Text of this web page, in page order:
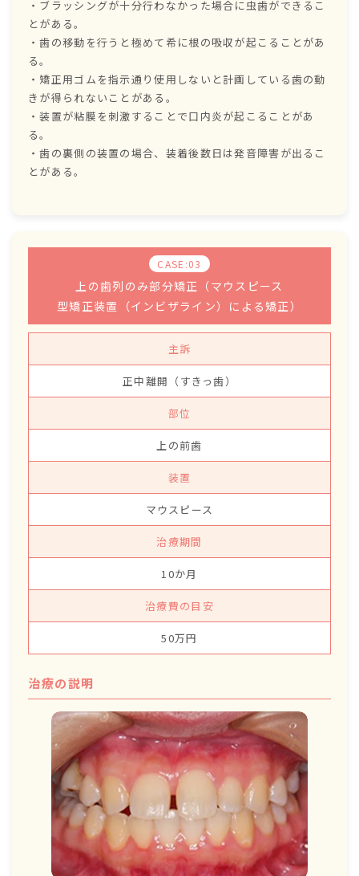
・ブラッシングが十分行わなかった場合に虫歯ができるこ
とがある。
・歯の移動を行うと極めて希に根の吸収が起こることがあ
る。
・矯正用ゴムを指示通り使用しないと計画している歯の動
きが得られないことがある。
・装置が粘膜を刺激することで口内炎が起こることがあ
る。
・歯の裏側の装置の場合、装着後数日は発音障害が出るこ
とがある。
CASE:03
上の歯列のみ部分矯正（マウスピース
型矯正装置（インビザライン）による矯正）
主訴
正中離開（すきっ歯）
部位
上の前歯
装置
マウスピース
治療期間
10か月
治療費の目安
50万円
治療の説明